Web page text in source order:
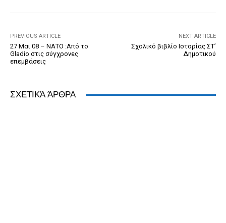
k
PREVIOUS ARTICLE
27 Μαι 08 – ΝΑΤΟ :Από το
Gladio στις σύγχρονες
επεμβάσεις
NEXT ARTICLE
Σχολικό βιβλίο Ιστορίας ΣΤ’
Δημοτικού
ΣΧΕΤΙΚΆ ΆΡΘΡΑ